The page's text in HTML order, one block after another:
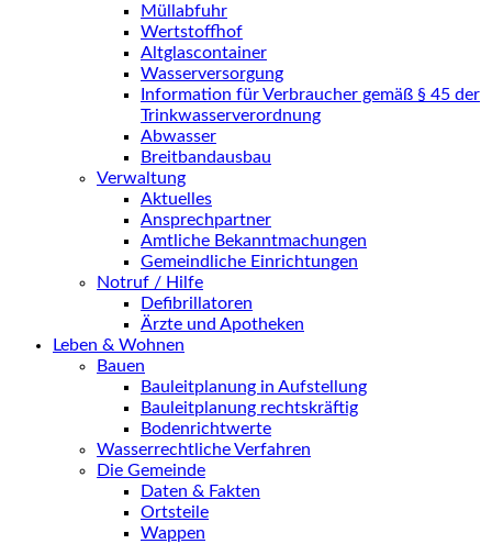
Müllabfuhr
Wertstoffhof
Altglascontainer
Wasserversorgung
Information für Verbraucher gemäß § 45 der
Trinkwasserverordnung
Abwasser
Breitbandausbau
Verwaltung
Aktuelles
Ansprechpartner
Amtliche Bekanntmachungen
Gemeindliche Einrichtungen
Notruf / Hilfe
Defibrillatoren
Ärzte und Apotheken
Leben & Wohnen
Bauen
Bauleitplanung in Aufstellung
Bauleitplanung rechtskräftig
Bodenrichtwerte
Wasserrechtliche Verfahren
Die Gemeinde
Daten & Fakten
Ortsteile
Wappen